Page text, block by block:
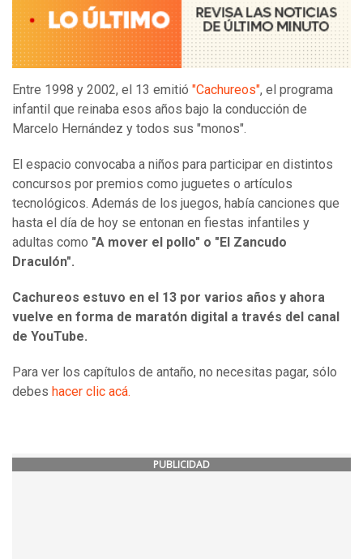
Entre 1998 y 2002, el 13 emitió "Cachureos", el programa
infantil que reinaba esos años bajo la conducción de
Marcelo Hernández y todos sus "monos".
El espacio convocaba a niños para participar en distintos
concursos por premios como juguetes o artículos
tecnológicos. Además de los juegos, había canciones que
hasta el día de hoy se entonan en fiestas infantiles y
adultas como "A mover el pollo" o "El Zancudo
Draculón".
Cachureos estuvo en el 13 por varios años y ahora
vuelve en forma de maratón digital a través del canal
de YouTube.
Para ver los capítulos de antaño, no necesitas pagar, sólo
debes hacer clic acá.
PUBLICIDAD